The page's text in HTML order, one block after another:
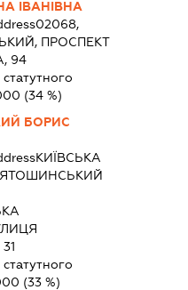
ІВАНІВНА
02068,
ПРОСПЕКТ
94
(34 %)
БОРИС
КИЇВСЬКА
(33 %)